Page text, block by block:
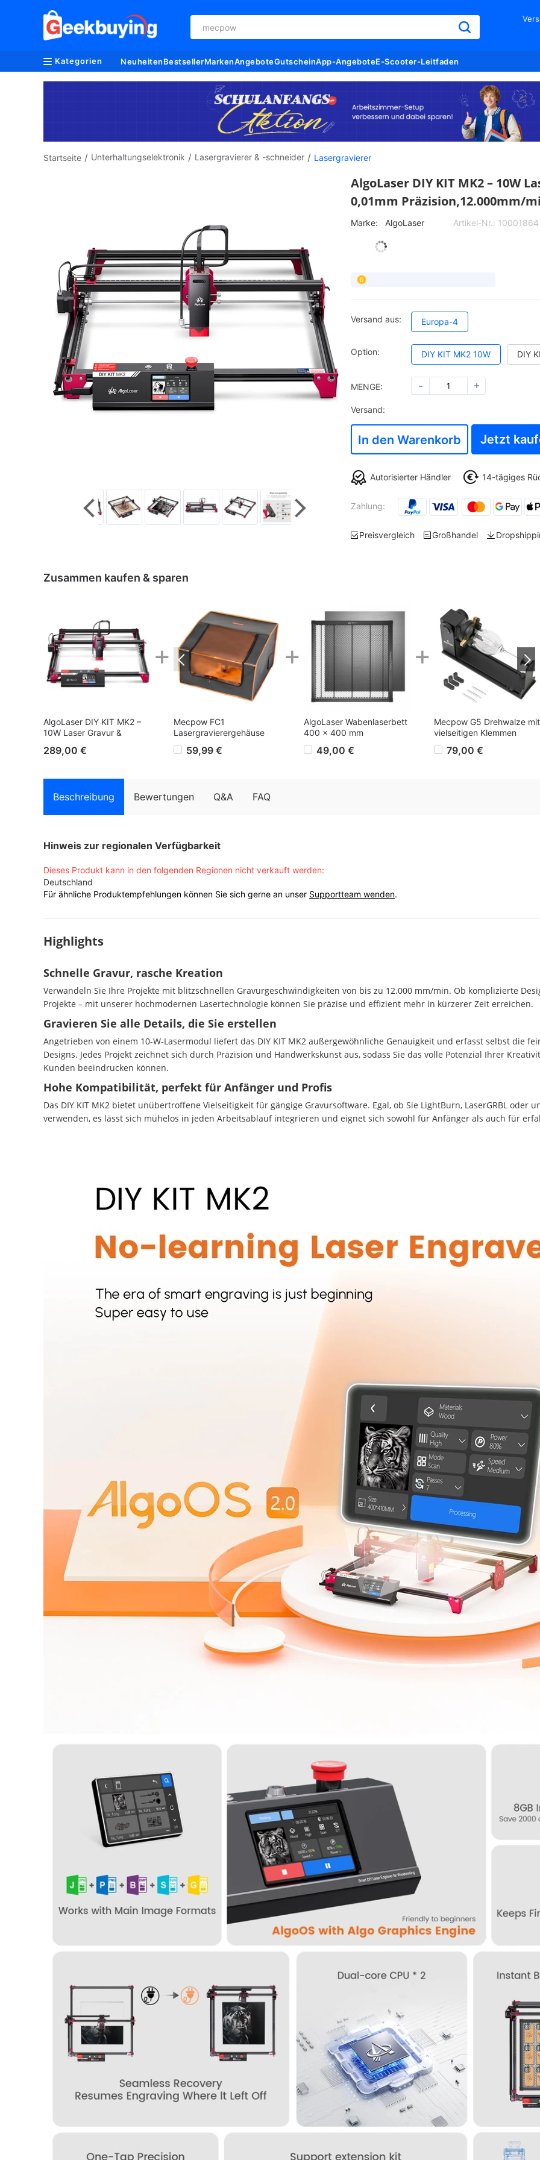
mecpow
Kategorien NeuheitenBestsellerMarkenAngeboteGutscheinApp-AngeboteE-Scooter-Leitfaden
Startseite / Unterhaltungselektronik / Lasergravierer & -schneider / Lasergravierer
AlgoLaser DIY KIT MK2 – 10W
0,01mm Präzision,12.000mm/
Marke: AlgoLaser Artikel-Nr.: 10001864
Versand aus: Europa-4
Option: DIY KIT MK2 10W
MENGE:
Versand:
In den Warenkorb Jetzt
Autorisierter Händler 14-tägiges
Zahlung:
Preisvergleich Großhandel
Zusammen kaufen & sparen
AlgoLaser DIY KIT MK2 –
10W Laser Gravur &
Präzision,12.000mm/min,Touchscreen,
289,00 €
+
Mecpow FC1
Lasergravierergehäuse
700 x 700 x 460mm
59,99 €
+
AlgoLaser Wabenlaserbett
400 x 400 mm
49,00 €
+
Mecpow G5 Drehwalze mit
vielseitigen Klemmen
79,00 €
Beschreibung Bewertungen Q&A FAQ
Hinweis zur regionalen Verfügbarkeit
Dieses Produkt kann in den folgenden Regionen nicht verkauft werden:
Deutschland
Für ähnliche Produktempfehlungen können Sie sich gerne an unser Supportteam wenden.
Highlights
Schnelle Gravur, rasche Kreation
Verwandeln Sie Ihre Projekte mit blitzschnellen Gravurgeschwindigkeiten von bis zu 12.000 mm/min. Ob komplizierte
Projekte – mit unserer hochmodernen Lasertechnologie können Sie präzise und effizient mehr in kürzerer Zeit erreichen.
Gravieren Sie alle Details, die Sie erstellen
Angetrieben von einem 10-W-Lasermodul liefert das DIY KIT MK2 außergewöhnliche Genauigkeit und erfasst selbst die
Designs. Jedes Projekt zeichnet sich durch Präzision und Handwerkskunst aus, sodass Sie das volle Potenzial Ihrer
Kunden beeindrucken können.
Hohe Kompatibilität, perfekt für Anfänger und Profis
Das DIY KIT MK2 bietet unübertroffene Vielseitigkeit für gängige Gravursoftware. Egal, ob Sie LightBurn, LaserGRBL oder
verwenden, es lässt sich mühelos in jeden Arbeitsablauf integrieren und eignet sich sowohl für Anfänger als auch für